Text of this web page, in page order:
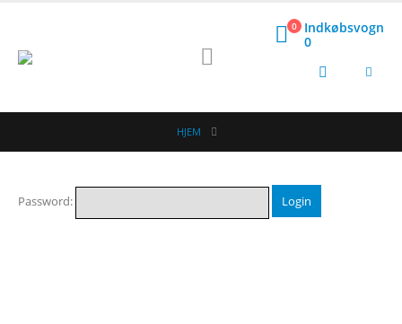
0
Indkøbsvogn
0
HJEM
Password: